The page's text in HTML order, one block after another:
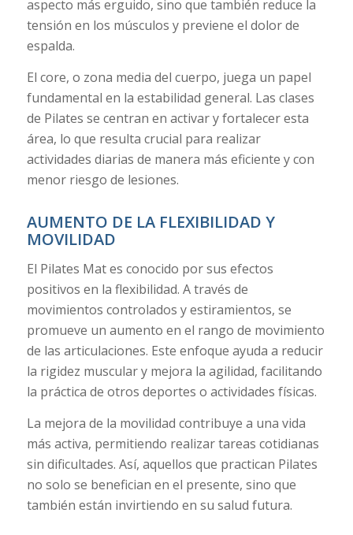
aspecto más erguido, sino que también reduce la
tensión en los músculos y previene el dolor de
espalda.
El core, o zona media del cuerpo, juega un papel
fundamental en la estabilidad general. Las clases
de Pilates se centran en activar y fortalecer esta
área, lo que resulta crucial para realizar
actividades diarias de manera más eficiente y con
menor riesgo de lesiones.
AUMENTO DE LA FLEXIBILIDAD Y
MOVILIDAD
El Pilates Mat es conocido por sus efectos
positivos en la flexibilidad. A través de
movimientos controlados y estiramientos, se
promueve un aumento en el rango de movimiento
de las articulaciones. Este enfoque ayuda a reducir
la rigidez muscular y mejora la agilidad, facilitando
la práctica de otros deportes o actividades físicas.
La mejora de la movilidad contribuye a una vida
más activa, permitiendo realizar tareas cotidianas
sin dificultades. Así, aquellos que practican Pilates
no solo se benefician en el presente, sino que
también están invirtiendo en su salud futura.